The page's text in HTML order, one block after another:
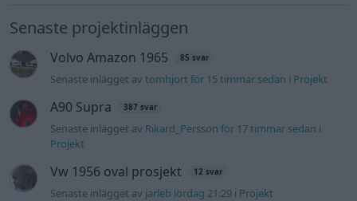
Senaste projektinläggen
Volvo Amazon 1965 85 svar
Senaste inlägget avtomhjort för 15 timmar sedan i Projekt
A90 Supra 387 svar
Senaste inlägget av Rikard_Persson för 17 timmar sedan i
Projekt
Vw 1956 oval prosjekt 12 svar
Senaste inlägget av jarleb lördag 21:29 i Projekt